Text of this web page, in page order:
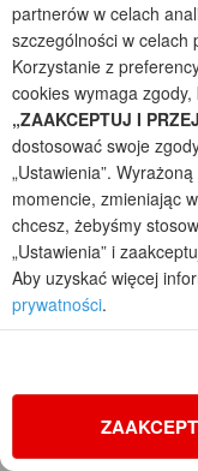
Dom w
1 5
POWIERZCHNIA DOMU
126,47m²
Cena z kodem:
4 890 zł
partnerów w celach
szczególności w celach
Korzystanie z
cookies wymaga
„ZAAKCEPTUJ I
dostosować swoje
„Ustawienia”.
momencie, zmieniając
chcesz, żebyśmy
„Ustawienia” i
Aby uzyskać więcej
prywatności.